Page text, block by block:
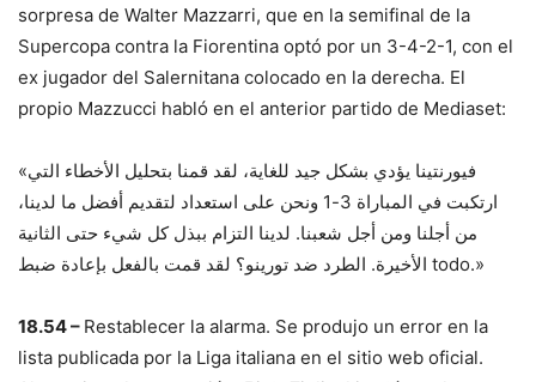
sorpresa de Walter Mazzarri, que en la semifinal de la
Supercopa contra la Fiorentina optó por un 3-4-2-1, con el
ex jugador del Salernitana colocado en la derecha. El
propio Mazzucci habló en el anterior partido de Mediaset:
«فيورنتينا يؤدي بشكل جيد للغاية، لقد قمنا بتحليل الأخطاء التي
ارتكبت في المباراة 3-1 ونحن على استعداد لتقديم أفضل ما لدينا،
من أجلنا ومن أجل شعبنا. لدينا التزام ببذل كل شيء حتى الثانية
الأخيرة. الطرد ضد تورينو؟ لقد قمت بالفعل بإعادة ضبط todo.»
18.54 – Restablecer la alarma. Se produjo un error en la
lista publicada por la Liga italiana en el sitio web oficial.